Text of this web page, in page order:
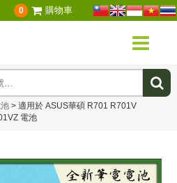
0 購物車
> 適用於 ASUS華碩 R701 R701V
電池